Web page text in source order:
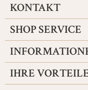
KONTAKT
SHOP SERVICE
IHRE